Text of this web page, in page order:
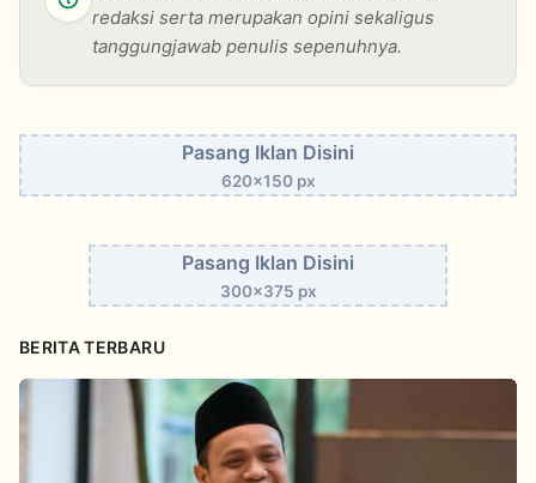
redaksi serta merupakan opini sekaligus
tanggungjawab penulis sepenuhnya.
Pasang Iklan Disini
620x150 px
Pasang Iklan Disini
300x375 px
BERITA TERBARU